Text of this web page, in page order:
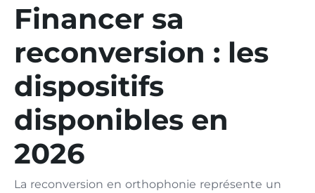
Financer sa
reconversion : les
dispositifs
disponibles en
2026
La reconversion en orthophonie représente un